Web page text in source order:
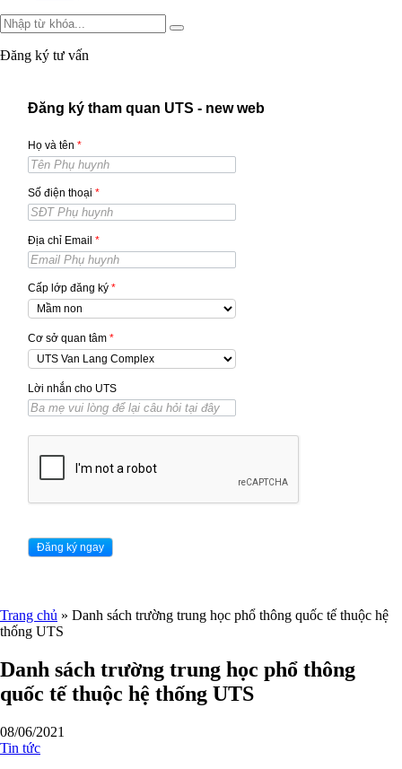
Đăng ký tư vấn
Đăng ký tham quan UTS - new web
Họ và tên *
Số điện thoại *
Địa chỉ Email *
Cấp lớp đăng ký *
Cơ sở quan tâm *
Lời nhắn cho UTS
Trang chủ » Danh sách trường trung học phổ thông quốc tế thuộc hệ
thống UTS
Danh sách trường trung học phổ thông
quốc tế thuộc hệ thống UTS
08/06/2021
Tin tức